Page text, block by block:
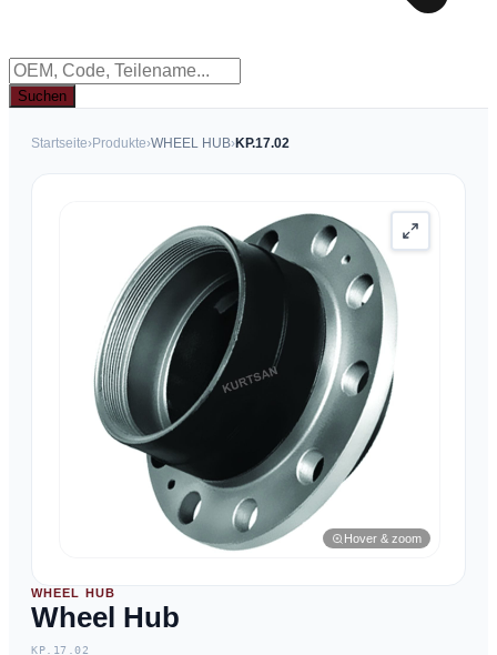
Suchen
Startseite›Produkte›WHEEL HUB›KP.17.02
Hover & zoom
WHEEL HUB
Wheel Hub
KP.17.02